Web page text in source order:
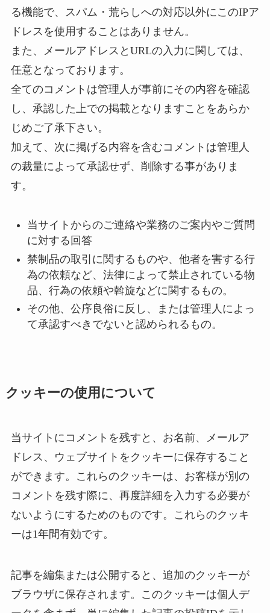
る機能で、スパム・荒らしへの対応以外にこのIPア
ドレスを使用することはありません。
また、メールアドレスとURLの入力に関しては、
任意となっております。
全てのコメントは管理人が事前にその内容を確認
し、承認した上での掲載となりますことをあらか
じめご了承下さい。
加えて、次に掲げる内容を含むコメントは管理人
の裁量によって承認せず、削除する事がありま
す。
当サイトからのご連絡や業務のご案内やご質問
に対する回答
禁制品の取引に関するものや、他者を害する行
為の依頼など、法律によって禁止されている物
品、行為の依頼や斡旋などに関するもの。
その他、公序良俗に反し、または管理人によっ
て承認すべきでないと認められるもの。
クッキーの使用について
当サイトにコメントを残すと、お名前、メールア
ドレス、ウェブサイトをクッキーに保存すること
ができます。これらのクッキーは、お客様が別の
コメントを残す際に、再度詳細を入力する必要が
ないようにするためのものです。これらのクッキ
ーは1年間有効です。
記事を編集または公開すると、追加のクッキーが
ブラウザに保存されます。このクッキーは個人デ